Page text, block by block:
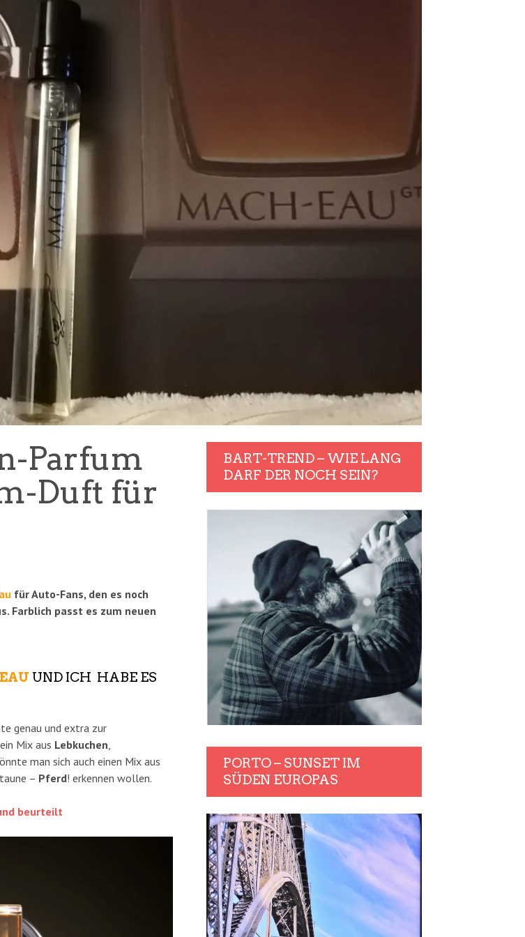
Parfum
Duft für
für Auto-Fans, den es noch
Farblich passt es zum neuen
UND ICH HABE ES
genau und extra zur
Mix aus Lebkuchen,
man sich auch einen Mix aus
– Pferd! erkennen wollen.
beurteilt
BART-TREND – WIE LANG
DARF DER NOCH SEIN?
PORTO – SUNSET IM
SÜDEN EUROPAS